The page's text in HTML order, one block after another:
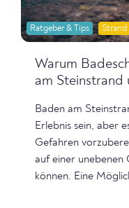
Ratgeber & Tips Strand
Warum
am Steinstrand
Baden am
Erlebnis sein, aber
Gefahren
auf einer unebenen
können. Eine